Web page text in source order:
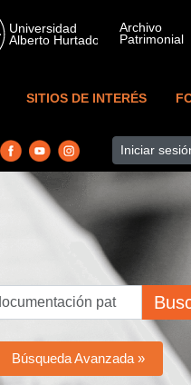
SITIOS DE INTERÉS
Iniciar
Búsqueda Avanzada »